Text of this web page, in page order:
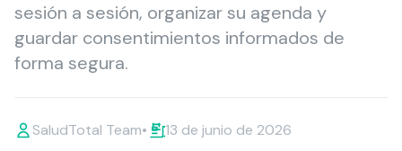
sesión a sesión, organizar su agenda y
guardar consentimientos informados de
forma segura.
SaludTotal Team• 13 de junio de 2026